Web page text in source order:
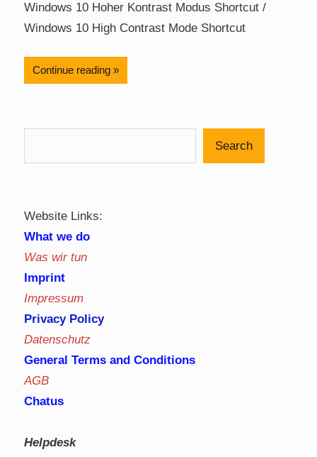
Windows 10 Hoher Kontrast Modus Shortcut /
Windows 10 High Contrast Mode Shortcut
Continue reading
Search
Website Links:
What we do
Was wir tun
Imprint
Impressum
Privacy Policy
Datenschutz
General Terms and Conditions
AGB
Chatus
Helpdesk